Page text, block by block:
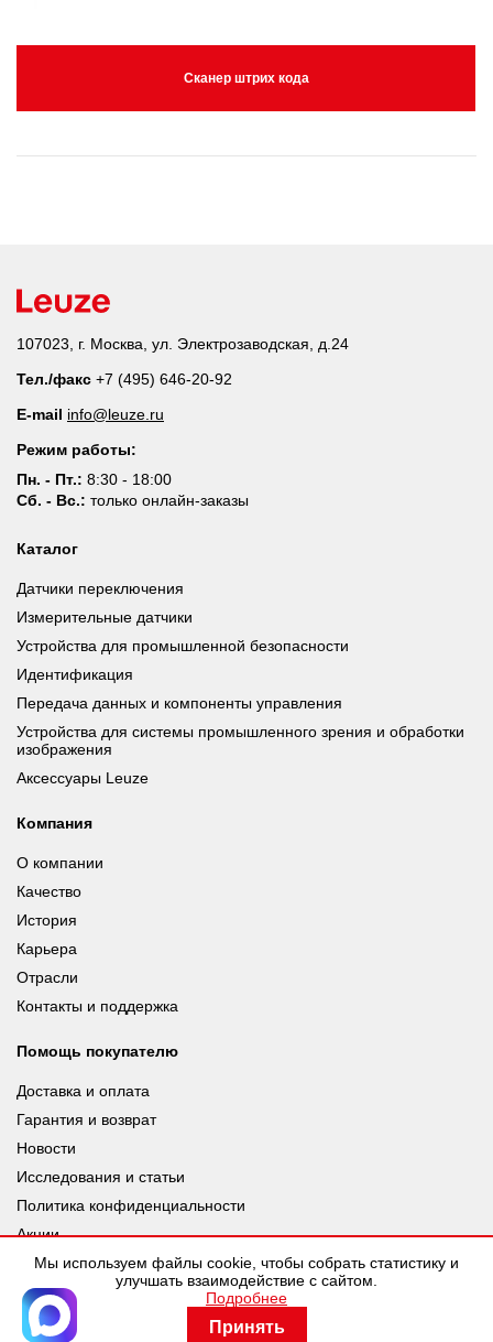
Сканер штрих кода
107023, г. Москва, ул. Электрозаводская, д.24
Тел./факс +7 (495) 646-20-92
E-mail info@leuze.ru
Режим работы:
Пн. - Пт.: 8:30 - 18:00
Сб. - Вс.: только онлайн-заказы
Каталог
Датчики переключения
Измерительные датчики
Устройства для промышленной безопасности
Идентификация
Передача данных и компоненты управления
Устройства для системы промышленного зрения и обработки
изображения
Аксессуары Leuze
Компания
О компании
Качество
История
Карьера
Отрасли
Контакты и поддержка
Помощь покупателю
Доставка и оплата
Гарантия и возврат
Новости
Исследования и статьи
Политика конфиденциальности
Акции
© leuze.ru [LEUZE RUS], 2026 |Разработка SDev
Мы используем файлы cookie, чтобы собрать статистику и
улучшать взаимодействие с сайтом.
Подробнее
Принять